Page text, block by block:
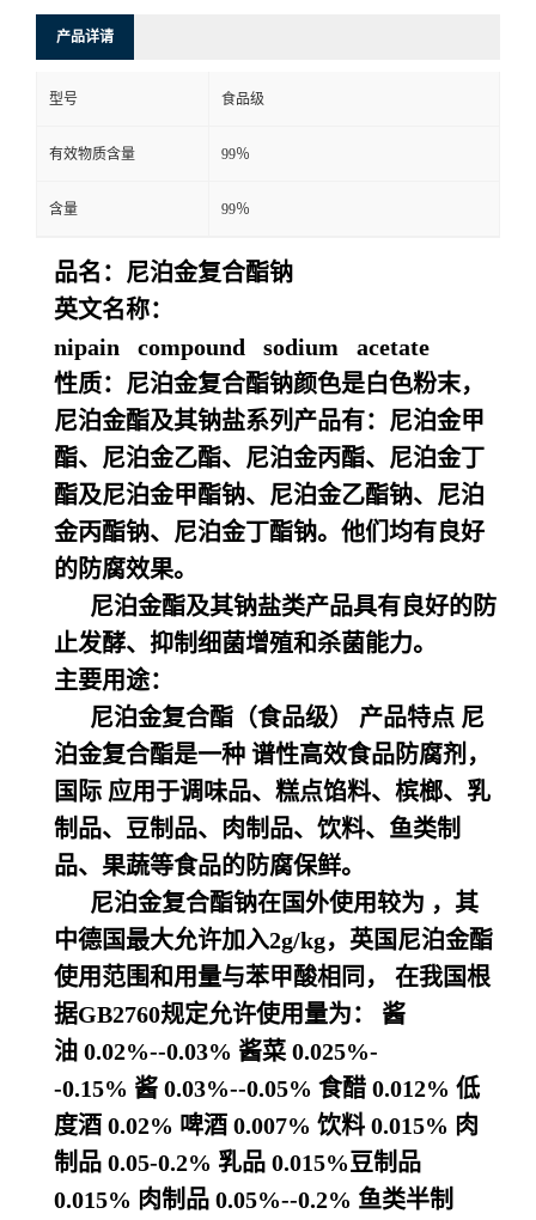
产品详请
型号 食品级
有效物质含量 99％
含量 99％
品名：尼泊金复合酯钠
英文名称：
nipain compound sodium acetate
性质：尼泊金复合酯钠颜色是白色粉末，
尼泊金酯及其钠盐系列产品有：尼泊金甲
酯、尼泊金乙酯、尼泊金丙酯、尼泊金丁
酯及尼泊金甲酯钠、尼泊金乙酯钠、尼泊
金丙酯钠、尼泊金丁酯钠。他们均有良好
的防腐效果。
尼泊金酯及其钠盐类产品具有良好的防
止发酵、抑制细菌增殖和杀菌能力。
主要用途：
尼泊金复合酯（食品级）
产品特点 尼
泊金复合酯是一种 谱性高效食品防腐剂，
国际 应用于调味品、糕点馅料、槟榔、乳
制品、豆制品、肉制品、饮料、鱼类制
品、果蔬等食品的防腐保鲜。
尼泊金复合酯钠在国外使用较为 ，其
中德国最大允许加入2g/kg，英国尼泊金酯
使用范围和用量与苯甲酸相同， 在我国根
据GB2760规定允许使用量为： 酱
油 0.02%--0.03% 酱菜 0.025%-
-0.15% 酱 0.03%--0.05% 食醋 0.012% 低
度酒 0.02% 啤酒 0.007% 饮料 0.015% 肉
制品 0.05-0.2% 乳品 0.015%豆制品
0.015% 肉制品 0.05%--0.2% 鱼类半制